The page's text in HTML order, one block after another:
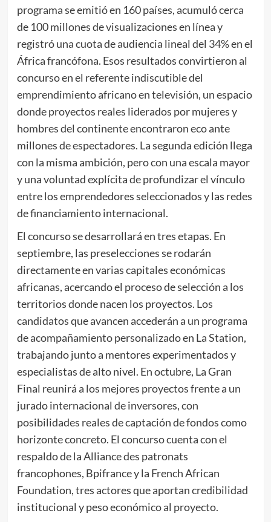
programa se emitió en 160 países, acumuló cerca
de 100 millones de visualizaciones en línea y
registró una cuota de audiencia lineal del 34% en el
África francófona. Esos resultados convirtieron al
concurso en el referente indiscutible del
emprendimiento africano en televisión, un espacio
donde proyectos reales liderados por mujeres y
hombres del continente encontraron eco ante
millones de espectadores. La segunda edición llega
con la misma ambición, pero con una escala mayor
y una voluntad explícita de profundizar el vínculo
entre los emprendedores seleccionados y las redes
de financiamiento internacional.
El concurso se desarrollará en tres etapas. En
septiembre, las preselecciones se rodarán
directamente en varias capitales económicas
africanas, acercando el proceso de selección a los
territorios donde nacen los proyectos. Los
candidatos que avancen accederán a un programa
de acompañamiento personalizado en La Station,
trabajando junto a mentores experimentados y
especialistas de alto nivel. En octubre, La Gran
Final reunirá a los mejores proyectos frente a un
jurado internacional de inversores, con
posibilidades reales de captación de fondos como
horizonte concreto. El concurso cuenta con el
respaldo de la Alliance des patronats
francophones, Bpifrance y la French African
Foundation, tres actores que aportan credibilidad
institucional y peso económico al proyecto.